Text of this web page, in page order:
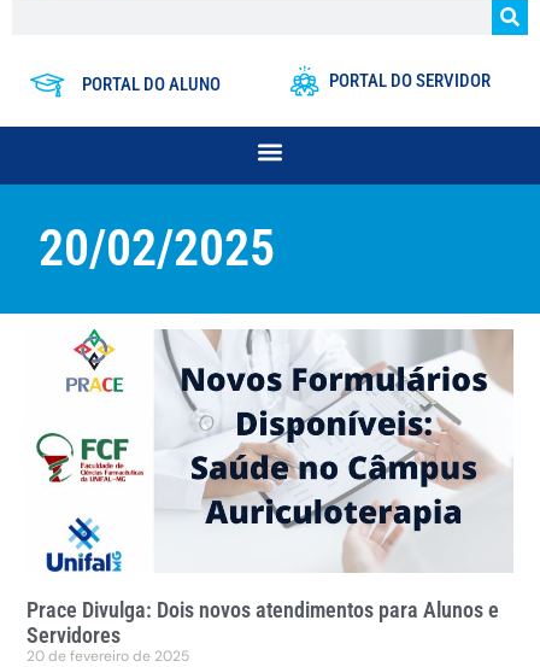
PORTAL DO ALUNO PORTAL DO SERVIDOR
20/02/2025
Prace Divulga: Dois novos atendimentos para Alunos e
Servidores
20 de fevereiro de 2025